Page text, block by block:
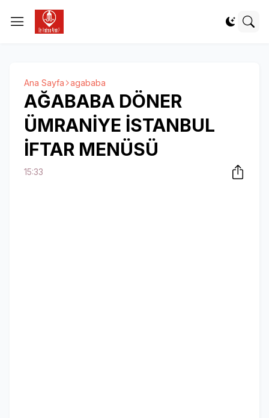
Ana Sayfa agababa
AĞABABA DÖNER
ÜMRANİYE İSTANBUL
İFTAR MENÜSÜ
15:33